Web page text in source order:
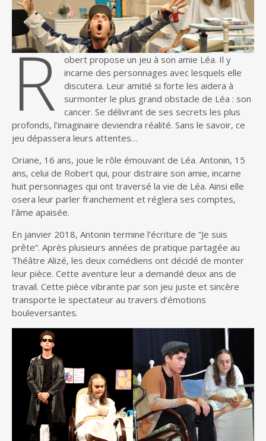
R
obert propose un jeu à son amie Léa. Il y
incarne des personnages avec lesquels elle
discutera. Leur amitié si forte les aidera à
surmonter le plus grand obstacle de Léa : son
cancer. Se délivrant de ses secrets les plus
profonds, l’imaginaire deviendra réalité. Sans le savoir, ce
jeu dépassera leurs attentes…
Oriane, 16 ans, joue le rôle émouvant de Léa. Antonin, 15
ans, celui de Robert qui, pour distraire son amie, incarne
huit personnages qui ont traversé la vie de Léa. Ainsi elle
osera leur parler franchement et réglera ses comptes,
l’âme apaisée.
En janvier 2018, Antonin termine l’écriture de “Je suis
prête”. Après plusieurs années de pratique partagée au
Théâtre Alizé, les deux comédiens ont décidé de monter
leur pièce. Cette aventure leur a demandé deux ans de
travail. Cette pièce vibrante par son jeu juste et sincère
transporte le spectateur au travers d’émotions
bouleversantes.